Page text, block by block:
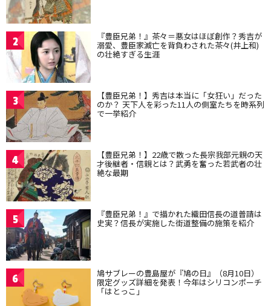
2 『豊臣兄弟！』茶々＝悪女はほぼ創作？秀吉が
溺愛、豊臣家滅亡を背負わされた茶々(井上和)
の壮絶すぎる生涯
3 【豊臣兄弟！】秀吉は本当に「女狂い」だった
のか？ 天下人を彩った11人の側室たちを時系列
で一挙紹介
4 【豊臣兄弟！】22歳で散った長宗我部元親の天
才後継者・信親とは？武勇を奮った若武者の壮
絶な最期
5 『豊臣兄弟！』で描かれた織田信長の道普請は
史実？信長が実施した街道整備の施策を紹介
6 鳩サブレーの豊島屋が『鳩の日』（8月10日）
限定グッズ詳細を発表！今年はシリコンポーチ
「はとっこ」